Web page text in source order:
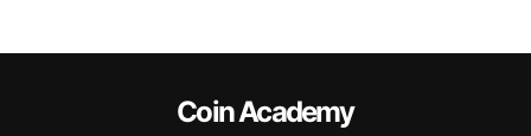
Coin Academy